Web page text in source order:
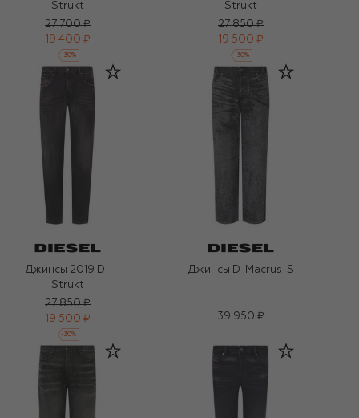
Strukt
27 700 ₽
19 400 ₽
-30%
Strukt
27 850 ₽
19 500 ₽
-30%
Джинсы 2019 D-
Strukt
27 850 ₽
19 500 ₽
-30%
Джинсы D-Macrus-S
39 950 ₽